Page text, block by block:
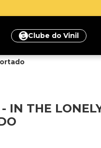
e ganhe 5% de
Clube do Vinil
IN THE